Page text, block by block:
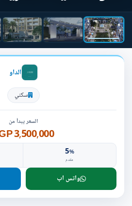
الداو
سكني
السعر يبدأ من
3,500,000 EGP
5%
مقدم
واتس اب